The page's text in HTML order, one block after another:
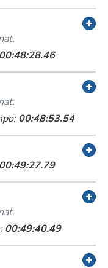
00:48:28.46
00:48:53.54
00:49:27.79
00:49:40.49